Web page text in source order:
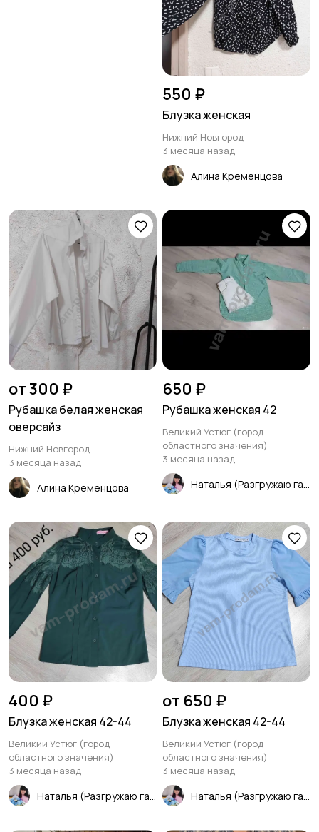
550 ₽
Блузка женская
Нижний Новгород
3 месяца назад
Алина Кременцова
от 300 ₽
Рубашка белая женская
оверсайз
Нижний Новгород
3 месяца назад
Алина Кременцова
650 ₽
Рубашка женская 42
Великий Устюг (город
областного значения)
3 месяца назад
400 ₽
Блузка женская 42-44
Великий Устюг (город
областного значения)
3 месяца назад
от 650 ₽
Блузка женская 42-44
Великий Устюг (город
областного значения)
3 месяца назад